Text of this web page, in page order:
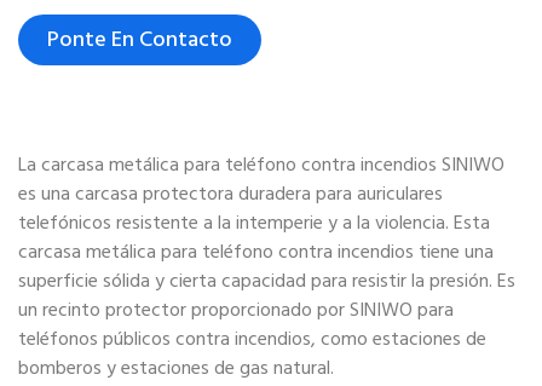
Ponte En Contacto
La carcasa metálica para teléfono contra incendios SINIWO
es una carcasa protectora duradera para auriculares
telefónicos resistente a la intemperie y a la violencia. Esta
carcasa metálica para teléfono contra incendios tiene una
superficie sólida y cierta capacidad para resistir la presión. Es
un recinto protector proporcionado por SINIWO para
teléfonos públicos contra incendios, como estaciones de
bomberos y estaciones de gas natural.